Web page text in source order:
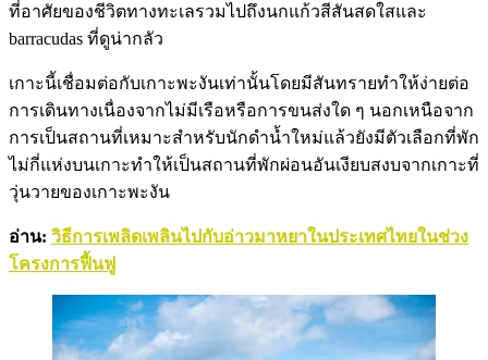
ที่อาศัยของชีวิตทางทะเลรวมไปถึงนกแก้วสีสันสดใสและ
barracudas ที่ดูน่ากลัว
เกาะนี้เชื่อมต่อกับเกาะพะงันเท่านั้นโดยมีสันทรายทำให้ง่ายต่อ
การเดินทางเนื่องจากไม่มีเรือหรือการขนส่งใด ๆ นอกเหนือจาก
การเป็นสถานที่เหมาะสำหรับนักดำน้ำใหม่แล้วยังมีตัวเลือกที่พัก
ไม่กี่แห่งบนเกาะทำให้เป็นสถานที่พักผ่อนอันเงียบสงบจากเกาะที่
วุ่นวายของเกาะพะงัน
อ่าน: วิธีการเพลิดเพลินไปกับอ่าวมาหยาในประเทศไทยในช่วง
โครงการฟื้นฟู